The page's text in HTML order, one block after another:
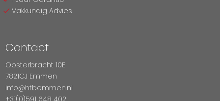
Vakkundig Advies
Contact
Oosterbracht 10E
7821CJ Emmen
info@htbemmen.nl
+31(0)591 648 402